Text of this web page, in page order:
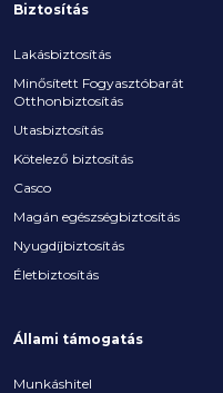
Biztosítás
Lakásbiztosítás
Minősített Fogyasztóbarát
Otthonbiztosítás
Utasbiztosítás
Kötelező biztosítás
Casco
Magán egészségbiztosítás
Nyugdíjbiztosítás
Életbiztosítás
Állami támogatás
Munkáshitel